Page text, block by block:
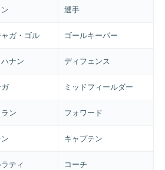
選手
ガ・ゴル ゴールキーパー
ナン ディフェンス
ガ ミッドフィールダー
ン フォワード
キャプテン
ティ コーチ